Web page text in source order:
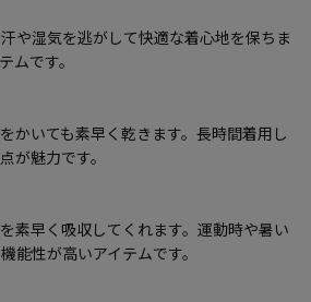
や湿気を逃がして快適な着心地を保ちま
ムです。
かいても素早く乾きます。長時間着用し
が魅力です。
素早く吸収してくれます。運動時や暑い
能性が高いアイテムです。